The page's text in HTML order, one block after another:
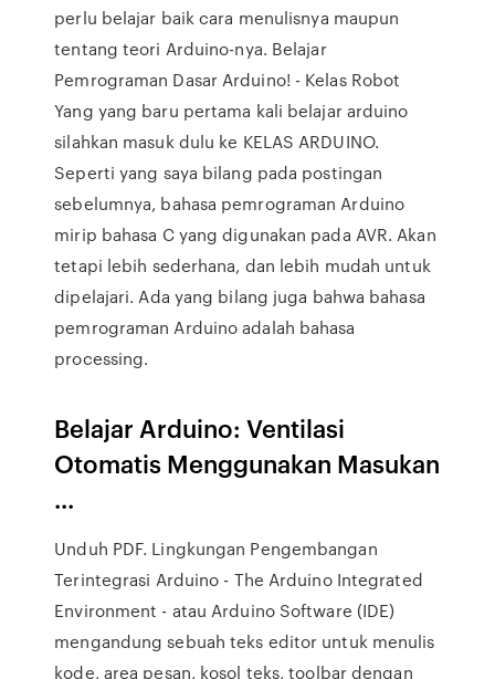
perlu belajar baik cara menulisnya maupun
tentang teori Arduino-nya. Belajar
Pemrograman Dasar Arduino! - Kelas Robot
Yang yang baru pertama kali belajar arduino
silahkan masuk dulu ke KELAS ARDUINO.
Seperti yang saya bilang pada postingan
sebelumnya, bahasa pemrograman Arduino
mirip bahasa C yang digunakan pada AVR. Akan
tetapi lebih sederhana, dan lebih mudah untuk
dipelajari. Ada yang bilang juga bahwa bahasa
pemrograman Arduino adalah bahasa
processing.
Belajar Arduino: Ventilasi
Otomatis Menggunakan Masukan
...
Unduh PDF. Lingkungan Pengembangan
Terintegrasi Arduino - The Arduino Integrated
Environment - atau Arduino Software (IDE)
mengandung sebuah teks editor untuk menulis
kode, area pesan, kosol teks, toolbar dengan